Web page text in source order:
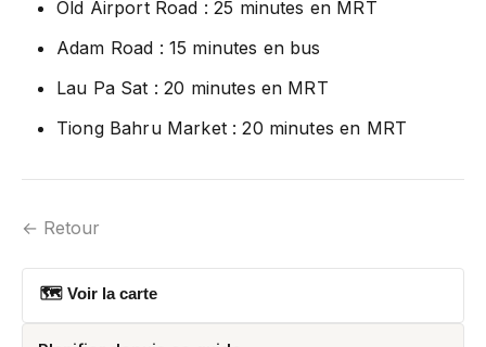
Old Airport Road : 25 minutes en MRT
Adam Road : 15 minutes en bus
Lau Pa Sat : 20 minutes en MRT
Tiong Bahru Market : 20 minutes en MRT
← Retour
🗺 Voir la carte